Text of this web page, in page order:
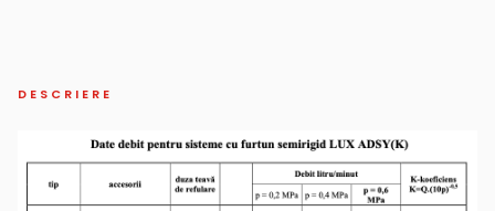
DESCRIERE